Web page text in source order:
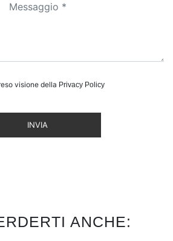
visione della Privacy Policy
INVIA
ANCHE: